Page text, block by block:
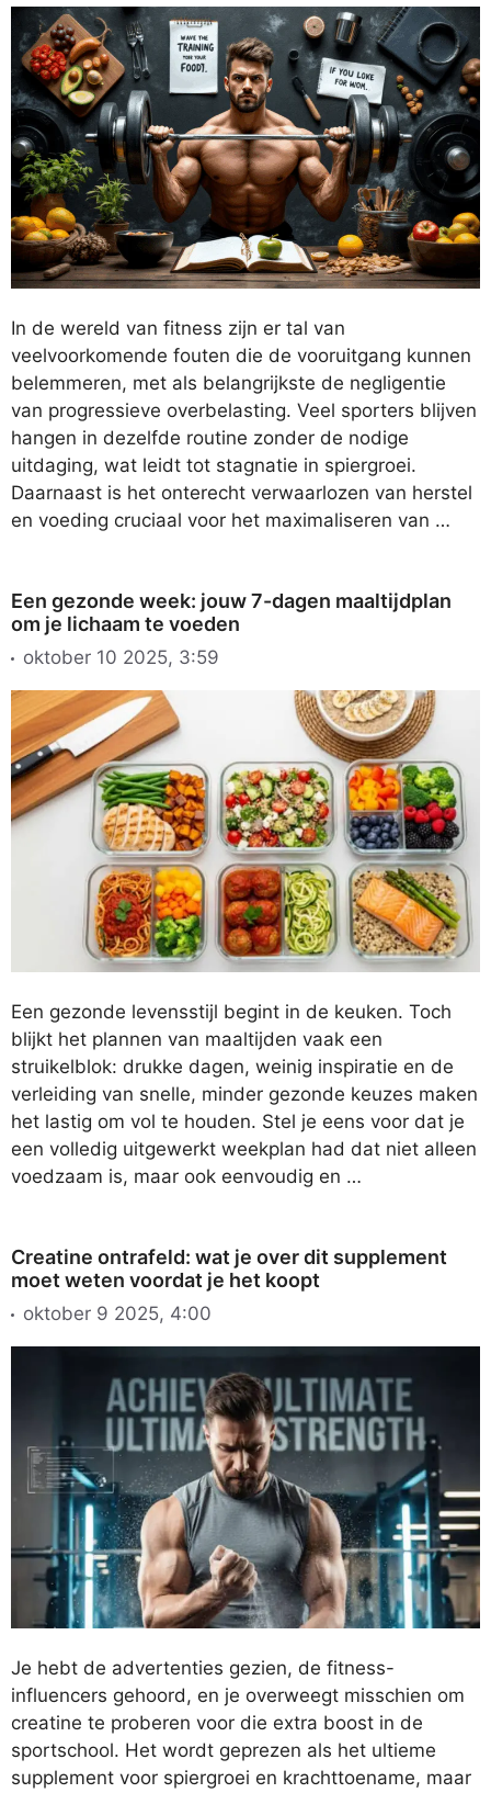
In de wereld van fitness zijn er tal van
veelvoorkomende fouten die de vooruitgang kunnen
belemmeren, met als belangrijkste de negligentie
van progressieve overbelasting. Veel sporters blijven
hangen in dezelfde routine zonder de nodige
uitdaging, wat leidt tot stagnatie in spiergroei.
Daarnaast is het onterecht verwaarlozen van herstel
en voeding cruciaal voor het maximaliseren van …
Een gezonde week: jouw 7-dagen maaltijdplan
om je lichaam te voeden
oktober 10 2025, 3:59
Een gezonde levensstijl begint in de keuken. Toch
blijkt het plannen van maaltijden vaak een
struikelblok: drukke dagen, weinig inspiratie en de
verleiding van snelle, minder gezonde keuzes maken
het lastig om vol te houden. Stel je eens voor dat je
een volledig uitgewerkt weekplan had dat niet alleen
voedzaam is, maar ook eenvoudig en …
Creatine ontrafeld: wat je over dit supplement
moet weten voordat je het koopt
oktober 9 2025, 4:00
Je hebt de advertenties gezien, de fitness-
influencers gehoord, en je overweegt misschien om
creatine te proberen voor die extra boost in de
sportschool. Het wordt geprezen als het ultieme
supplement voor spiergroei en krachttoename, maar